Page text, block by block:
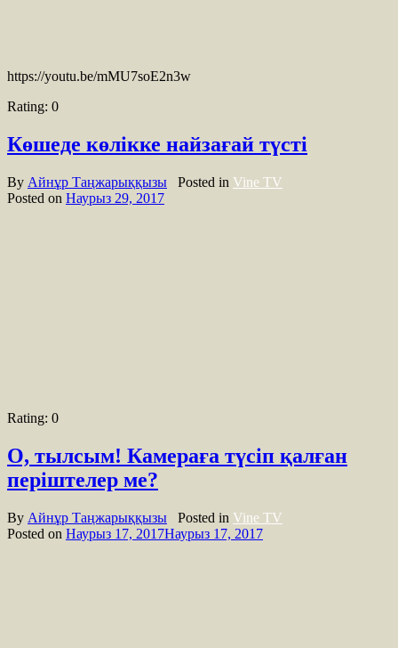
https://youtu.be/mMU7soE2n3w
Rating: 0
Көшеде көлікке найзағай түсті
By Айнұр Таңжарыққызы Posted in Vine TV
Posted on Наурыз 29, 2017
Rating: 0
О, тылсым! Камераға түсіп қалған
періштелер ме?
By Айнұр Таңжарыққызы Posted in Vine TV
Posted on Наурыз 17, 2017Наурыз 17, 2017